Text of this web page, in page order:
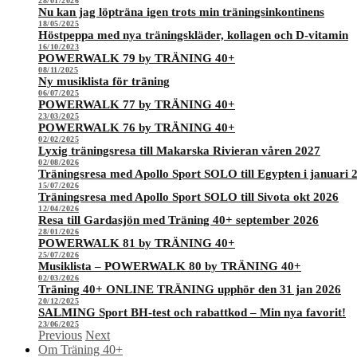
Nu kan jag löpträna igen trots min träningsinkontinens
18/05/2025
Höstpeppa med nya träningskläder, kollagen och D-vitamin
16/10/2023
POWERWALK 79 by TRÄNING 40+
08/11/2025
Ny musiklista för träning
06/07/2025
POWERWALK 77 by TRÄNING 40+
23/03/2025
POWERWALK 76 by TRÄNING 40+
02/02/2025
Lyxig träningsresa till Makarska Rivieran våren 2027
02/08/2026
Träningsresa med Apollo Sport SOLO till Egypten i januari
15/07/2026
Träningsresa med Apollo Sport SOLO till Sivota okt 2026
12/04/2026
Resa till Gardasjön med Träning 40+ september 2026
28/01/2026
POWERWALK 81 by TRÄNING 40+
25/07/2026
Musiklista – POWERWALK 80 by TRÄNING 40+
02/03/2026
Träning 40+ ONLINE TRÄNING upphör den 31 jan 2026
20/12/2025
SALMING Sport BH-test och rabattkod – Min nya favorit!
23/06/2025
Previous Next
Om Träning 40+